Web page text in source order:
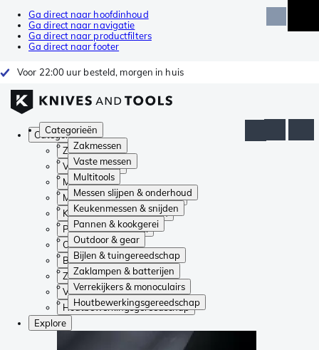
Ga direct naar hoofdinhoud
Ga direct naar navigatie
Ga direct naar productfilters
Ga direct naar footer
Voor 22:00 uur besteld, morgen in huis
Categorieën
Zakmessen
Vaste messen
Multitools
Messen slijpen & onderhoud
Keukenmessen & snijden
Pannen & kookgerei
Outdoor & gear
Bijlen & tuingereedschap
Zaklampen & batterijen
Verrekijkers & monoculairs
Houtbewerkingsgereedschap
Categorieën
Zakmessen
Vaste messen
Multitools
Messen slijpen & onderhoud
Keukenmessen & snijden
Pannen & kookgerei
Outdoor & gear
Bijlen & tuingereedschap
Zaklampen & batterijen
Verrekijkers & monoculairs
Houtbewerkingsgereedschap
Explore